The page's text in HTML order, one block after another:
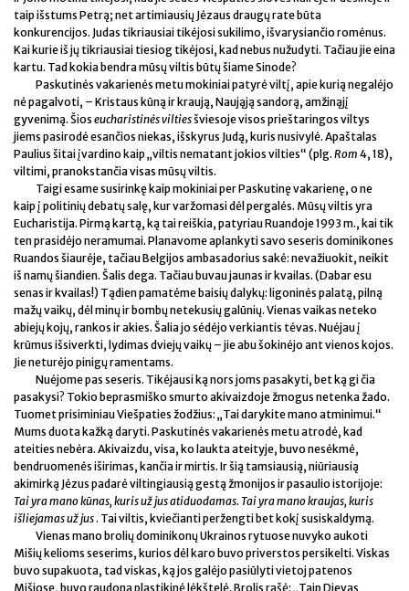
taip išstums Petrą; net artimiausių Jėzaus draugų rate būta
konkurencijos. Judas tikriausiai tikėjosi sukilimo, išvarysiančio romėnus.
Kai kurie iš jų tikriausiai tiesiog tikėjosi, kad nebus nužudyti. Tačiau jie eina
kartu. Tad kokia bendra mūsų viltis būtų šiame Sinode?
Paskutinės vakarienės metu mokiniai patyrė viltį, apie kurią negalėjo
nė pagalvoti, – Kristaus kūną ir kraują, Naująją sandorą, amžinąjį
gyvenimą. Šios eucharistinės viltiesšviesoje visos prieštaringos viltys
jiems pasirodė esančios niekas, išskyrus Judą, kuris nusivylė. Apaštalas
Paulius šitai įvardino kaip „viltis nematant jokios vilties“ (plg. Rom 4, 18),
viltimi, pranokstančia visas mūsų viltis.
Taigi esame susirinkę kaip mokiniai per Paskutinę vakarienę, o ne
kaip į politinių debatų salę, kur varžomasi dėl pergalės. Mūsų viltis yra
Eucharistija. Pirmą kartą, ką tai reiškia, patyriau Ruandoje 1993 m., kai tik
ten prasidėjo neramumai. Planavome aplankyti savo seseris dominikones
Ruandos šiaurėje, tačiau Belgijos ambasadorius sakė: nevažiuokit, neikit
iš namų šiandien. Šalis dega. Tačiau buvau jaunas ir kvailas. (Dabar esu
senas ir kvailas!) Tądien pamatėme baisių dalykų: ligoninės palatą, pilną
mažų vaikų, dėl minų ir bombų netekusių galūnių. Vienas vaikas neteko
abiejų kojų, rankos ir akies. Šalia jo sėdėjo verkiantis tėvas. Nuėjau į
krūmus išsiverkti, lydimas dviejų vaikų – jie abu šokinėjo ant vienos kojos.
Jie neturėjo pinigų ramentams.
Nuėjome pas seseris. Tikėjausi ką nors joms pasakyti, bet ką gi čia
pasakysi? Tokio beprasmiško smurto akivaizdoje žmogus netenka žado.
Tuomet prisiminiau Viešpaties žodžius: „Tai darykite mano atminimui.“
Mums duota kažką daryti. Paskutinės vakarienės metu atrodė, kad
ateities nebėra. Akivaizdu, visa, ko laukta ateityje, buvo nesėkmė,
bendruomenės iširimas, kančia ir mirtis. Ir šią tamsiausią, niūriausią
akimirką Jėzus padarė viltingiausią gestą žmonijos ir pasaulio istorijoje:
Tai yra mano kūnas, kuris už jus atiduodamas. Tai yra mano kraujas, kuris
išliejamas už jus. Tai viltis, kviečianti peržengti bet kokį susiskaldymą.
Vienas mano brolių dominikonų Ukrainos rytuose nuvyko aukoti
Mišių kelioms seserims, kurios dėl karo buvo priverstos persikelti. Viskas
buvo supakuota, tad viskas, ką jos galėjo pasiūlyti vietoj patenos
Mišiose, buvo raudona plastikinė lėkštelė. Brolis rašė: „Taip Dievas